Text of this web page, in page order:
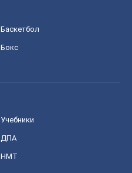
Баскетбол
Бокс
Учебники
ДПА
НМТ